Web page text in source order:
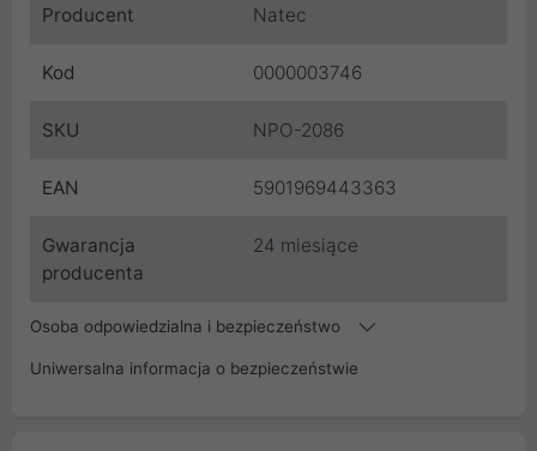
Producent Natec
Kod 0000003746
SKU NPO-2086
EAN 5901969443363
Gwarancja
producenta
24 miesiące
Osoba odpowiedzialna i bezpieczeństwo
Uniwersalna informacja o bezpieczeństwie